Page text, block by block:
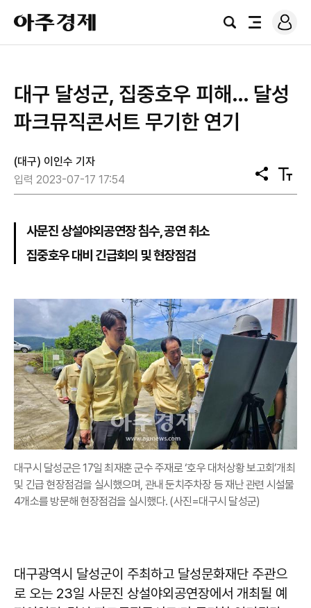
아
주
경
검
전
로
그
대구 달성군, 집중호우 피해… 달성
파크뮤직콘서트 무기한 연기
(대구) 이인수 기자
입력 2023-07-17 17:54
공
유
텍
스
사문진 상설야외공연장 침수, 공연 취소
집중호우 대비 긴급회의 및 현장점검
대구시 달성군은 17일 최재훈 군수 주재로 ‘호우 대처상황 보고회’개최
및 긴급 현장점검을 실시했으며, 관내 둔치주차장 등 재난 관련 시설물
4개소를 방문해 현장점검을 실시했다. (사진=대구시 달성군)
대구광역시 달성군이 주최하고 달성문화재단 주관으
로 오는 23일 사문진 상설야외공연장에서 개최될 예